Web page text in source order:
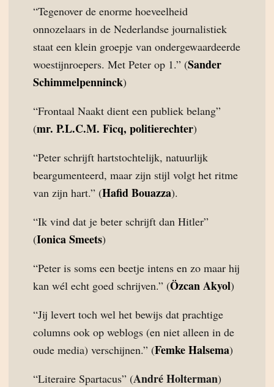
“Tegenover de enorme hoeveelheid
onnozelaars in de Nederlandse journalistiek
staat een klein groepje van ondergewaardeerde
woestijnroepers. Met Peter op 1.” (Sander
Schimmelpenninck)
“Frontaal Naakt dient een publiek belang”
(mr. P.L.C.M. Ficq, politierechter)
“Peter schrijft hartstochtelijk, natuurlijk
beargumenteerd, maar zijn stijl volgt het ritme
van zijn hart.” (Hafid Bouazza).
“Ik vind dat je beter schrijft dan Hitler”
(Ionica Smeets)
“Peter is soms een beetje intens en zo maar hij
kan wél echt goed schrijven.” (Özcan Akyol)
“Jij levert toch wel het bewijs dat prachtige
columns ook op weblogs (en niet alleen in de
oude media) verschijnen.” (Femke Halsema)
“Literaire Spartacus” (André Holterman)